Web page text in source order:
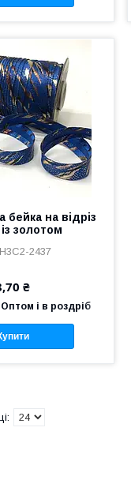
бейка на відріз
золотом
Н3С2-2437
₴
Оптом і в роздріб